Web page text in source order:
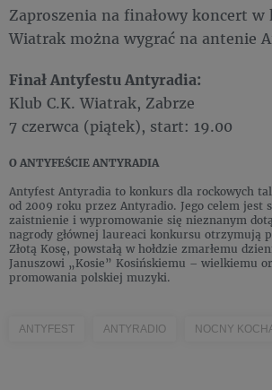
Zaproszenia na finałowy koncert w
Wiatrak można wygrać na antenie
Finał Antyfestu Antyradia:
Klub C.K. Wiatrak, Zabrze
7 czerwca (piątek), start: 19.00
O ANTYFEŚCIE ANTYRADIA
Antyfest Antyradia to konkurs dla rockowych
od 2009 roku przez Antyradio. Jego celem jest
zaistnienie i wypromowanie się nieznanym
nagrody głównej laureaci konkursu otrzymują
Złotą Kosę, powstałą w hołdzie zmarłemu
Januszowi „Kosie” Kosińskiemu – wielkiemu
promowania polskiej muzyki.
ANTYFEST ANTYRADIO NOCNY